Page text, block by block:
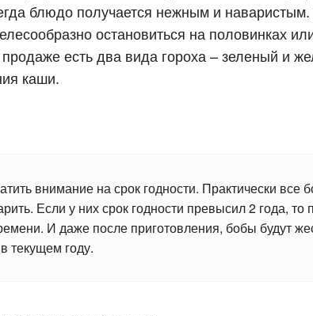
блюдо получается нежным и
остановиться на половинках
есть два вида гороха – зеленый и
каши.
внимание на срок годности. Практически все
Если у них срок годности превысил 2 года, то
И даже после приготовления, бобы будут
текущем году.